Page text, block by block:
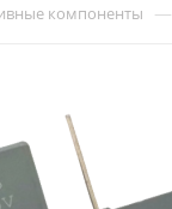
компоненты —